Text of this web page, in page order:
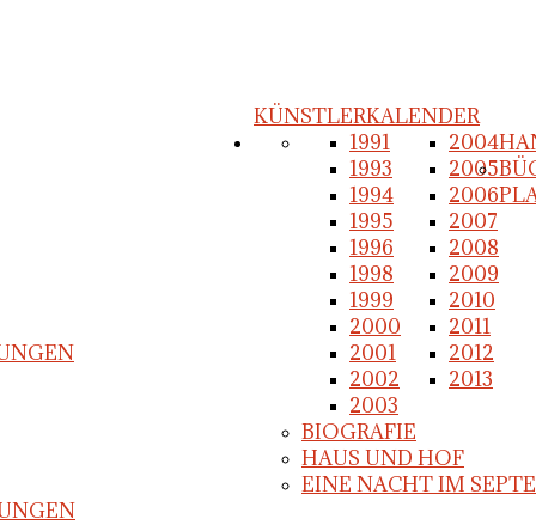
KÜNSTLERKALENDER
1991
1993
1994
1995
1996
1998
1999
2000
2001
2002
2003
2004
2005
2006
2007
2008
2009
2010
2011
2012
2013
BIOGRAFIE
HAUS UND HOF
EINE NACHT IM